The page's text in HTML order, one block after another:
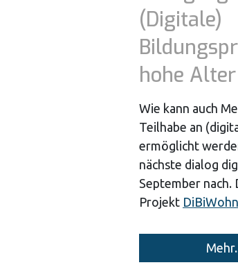
(Digitale)
hohe Alter
Wie kann auch
Teilhabe an
ermöglicht
nächste dialog
September nach.
Projekt DiBiWohn